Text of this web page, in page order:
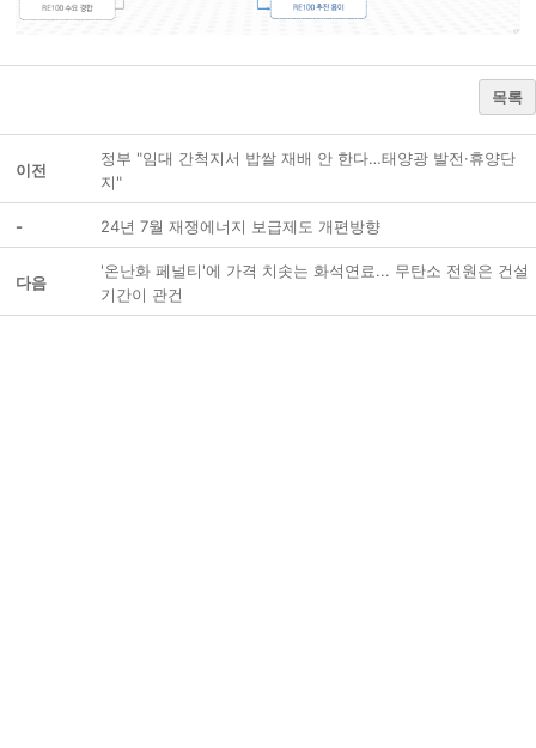
목록
이전
정부 "임대 간척지서 밥쌀 재배 안 한다…태양광 발전·휴양단
지"
- 24년 7월 재쟁에너지 보급제도 개편방향
다음
'온난화 페널티'에 가격 치솟는 화석연료... 무탄소 전원은 건설
기간이 관건